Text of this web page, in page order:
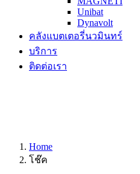
Unibat
Dynavolt
คลังแบตเตอรี่นวมินทร์
บริการ
ติดต่อเรา
Home
โช๊ค